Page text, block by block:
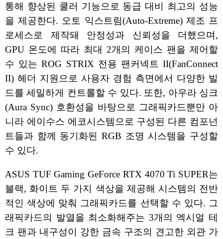
통해 향상된 쿨러 기능으로 동급 대비 최고의 성능
을 제공한다. 오토 익스트림(Auto-Extreme) 제조 프
로세스로 제작돼 안정성과 신뢰성을 더했으며,
GPU 온도에 따라 최대 2개의 케이스 팬을 제어할
수 있는 ROG STRIX 전용 팬커넥트 II(FanConnect
II) 헤더 지원으로 사용자 경험 측면에서 다양한 빌
드를 세밀하게 컨트롤할 수 있다. 또한, 아우라 싱크
(Aura Sync) 호환성을 바탕으로 그래픽카드뿐만 아
니라 에이수스 에코시스템으로 구성된 다른 컴포넌
트들과 함께 동기화된 RGB 조명 시스템을 구성할
수 있다.
ASUS TUF Gaming GeForce RTX 4070 Ti SUPER는
블랙, 화이트 두 가지 색상을 제공해 시스템의 전반
적인 색상에 맞춰 그래픽카드를 선택할 수 있다. 그
래픽카드의 발열을 최소화해주는 3개의 엑시얼 테
크 팬과 내구성이 강한 금속 구조의 견고한 외관 가